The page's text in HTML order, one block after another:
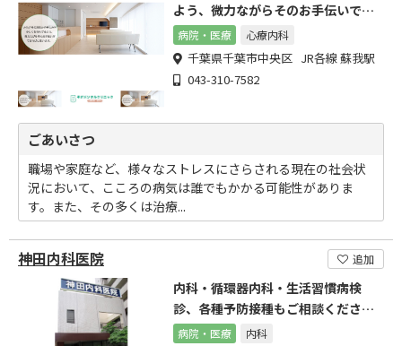
よう、微力ながらそのお手伝いでき
ればと思います。
病院・医療 心療内科
千葉県千葉市中央区 JR各線 蘇我駅
043-310-7582
ごあいさつ
職場や家庭など、様々なストレスにさらされる現在の社会状
況において、こころの病気は誰でもかかる可能性がありま
す。また、その多くは治療...
神田内科医院 追加
内科・循環器内科・生活習慣病検
診、各種予防接種もご相談くださ
い。
病院・医療 内科